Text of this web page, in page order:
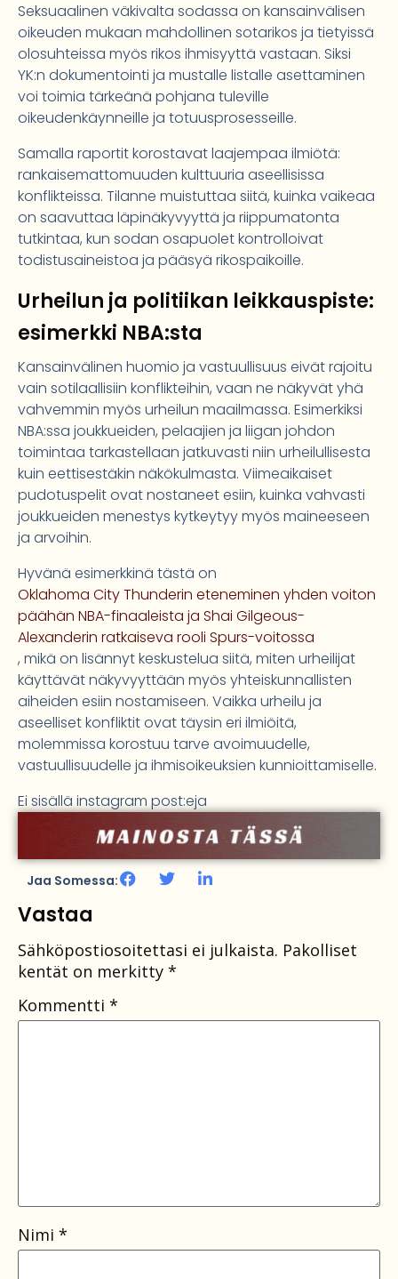
Seksuaalinen väkivalta sodassa on kansainvälisen
oikeuden mukaan mahdollinen sotarikos ja tietyissä
olosuhteissa myös rikos ihmisyyttä vastaan. Siksi
YK:n dokumentointi ja mustalle listalle asettaminen
voi toimia tärkeänä pohjana tuleville
oikeudenkäynneille ja totuusprosesseille.
Samalla raportit korostavat laajempaa ilmiötä:
rankaisemattomuuden kulttuuria aseellisissa
konflikteissa. Tilanne muistuttaa siitä, kuinka vaikeaa
on saavuttaa läpinäkyvyyttä ja riippumatonta
tutkintaa, kun sodan osapuolet kontrolloivat
todistusaineistoa ja pääsyä rikospaikoille.
Urheilun ja politiikan leikkauspiste:
esimerkki NBA:sta
Kansainvälinen huomio ja vastuullisuus eivät rajoitu
vain sotilaallisiin konflikteihin, vaan ne näkyvät yhä
vahvemmin myös urheilun maailmassa. Esimerkiksi
NBA:ssa joukkueiden, pelaajien ja liigan johdon
toimintaa tarkastellaan jatkuvasti niin urheilullisesta
kuin eettisestäkin näkökulmasta. Viimeaikaiset
pudotuspelit ovat nostaneet esiin, kuinka vahvasti
joukkueiden menestys kytkeytyy myös maineeseen
ja arvoihin.
Hyvänä esimerkkinä tästä on
Oklahoma City Thunderin eteneminen yhden voiton
päähän NBA-finaaleista ja Shai Gilgeous-
Alexanderin ratkaiseva rooli Spurs-voitossa
, mikä on lisännyt keskustelua siitä, miten urheilijat
käyttävät näkyvyyttään myös yhteiskunnallisten
aiheiden esiin nostamiseen. Vaikka urheilu ja
aseelliset konfliktit ovat täysin eri ilmiöitä,
molemmissa korostuu tarve avoimuudelle,
vastuullisuudelle ja ihmisoikeuksien kunnioittamiselle.
Ei sisällä instagram post:eja
Jaa Somessa:
Vastaa
Sähköpostiosoitettasi ei julkaista. Pakolliset
kentät on merkitty *
Kommentti *
Nimi *